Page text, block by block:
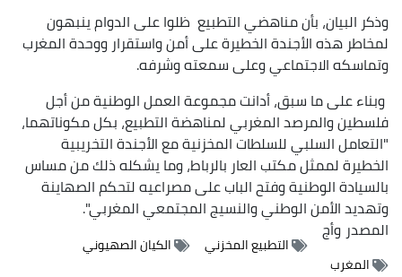
وذكر البيان، بأن مناهضي التطبيع ظلوا على الدوام ينبهون
لمخاطر هذه الأجندة الخطيرة على أمن واستقرار ووحدة المغرب
وتماسكه الاجتماعي وعلى سمعته وشرفه.
وبناء على ما سبق، أدانت مجموعة العمل الوطنية من أجل
فلسطين والمرصد المغربي لمناهضة التطبيع، بكل مكوناتهما،
"التعامل السلبي للسلطات المخزنية مع الأجندة التخريبية
الخطيرة لممثل مكتب العار بالرباط، وما يشكله ذلك من مساس
بالسيادة الوطنية وفتح الباب على مصراعيه لتحكم الصهاينة
وتهديد الأمن الوطني والنسيج المجتمعي المغربي".
المصدروأج
التطبيع المخزني
الكيان الصهيوني
المغرب